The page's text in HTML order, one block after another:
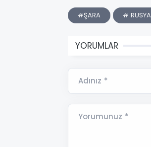
#ŞARA # RUSYA
YORUMLAR
Adınız *
Yorumunuz *